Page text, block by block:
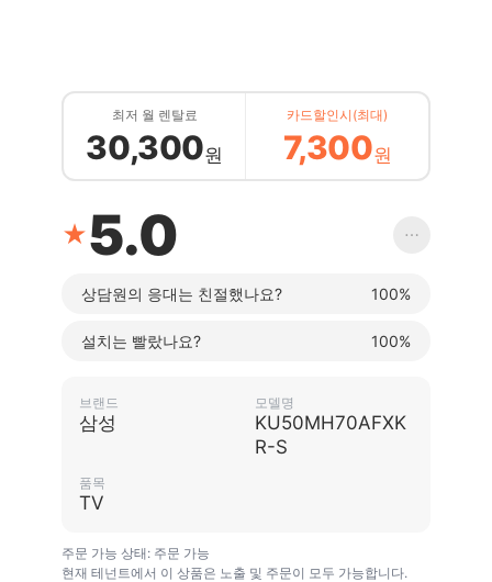
최저 월 렌탈료
30,300원
카드할인시(최대)
7,300원
★5.0 ⋯
상담원의 응대는 친절했나요? 100%
설치는 빨랐나요? 100%
브랜드
삼성
모델명
KU50MH70AFXK
R-S
품목
TV
주문 가능 상태: 주문 가능
현재 테넌트에서 이 상품은 노출 및 주문이 모두 가능합니다.